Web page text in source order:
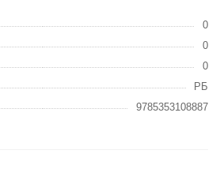
0
0
0
РБ
9785353108887